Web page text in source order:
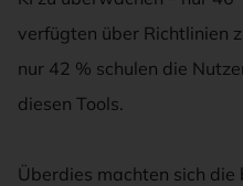
verfügten über Richtlinien
nur 42 % schulen die
diesen Tools.
Überdies machten sich die